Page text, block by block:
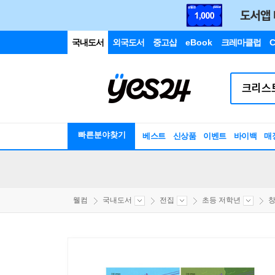
국내도서 외국도서 중고샵 eBook 크레마클럽
빠른분야찾기 베스트 신상품 이벤트 바이백 매
웰컴 국내도서 전집 초등 저학년